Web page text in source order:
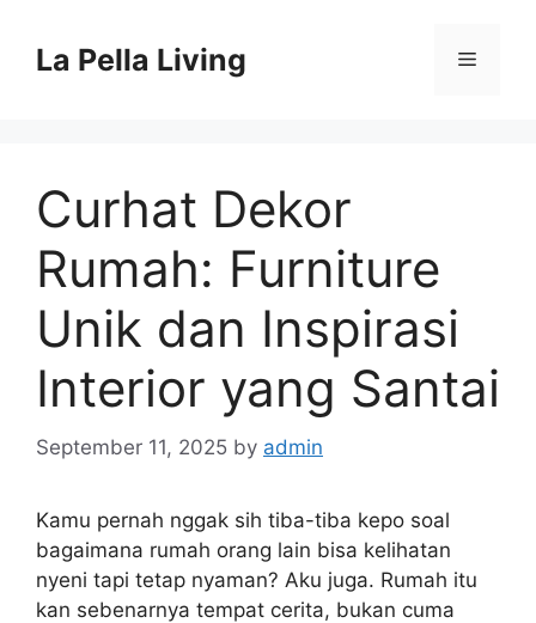
contentLa Pella Living Menu
Curhat Dekor
Rumah: Furniture
Unik dan Inspirasi
Interior yang Santai
September 11, 2025 by admin
Kamu pernah nggak sih tiba-tiba kepo soal
bagaimana rumah orang lain bisa kelihatan
nyeni tapi tetap nyaman? Aku juga. Rumah itu
kan sebenarnya tempat cerita, bukan cuma